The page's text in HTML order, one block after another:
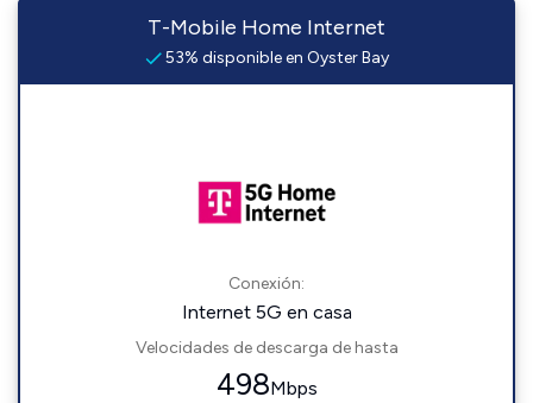
T-Mobile Home Internet
53% disponible en Oyster Bay
Conexión:
Internet 5G en casa
Velocidades de descarga de hasta
498Mbps